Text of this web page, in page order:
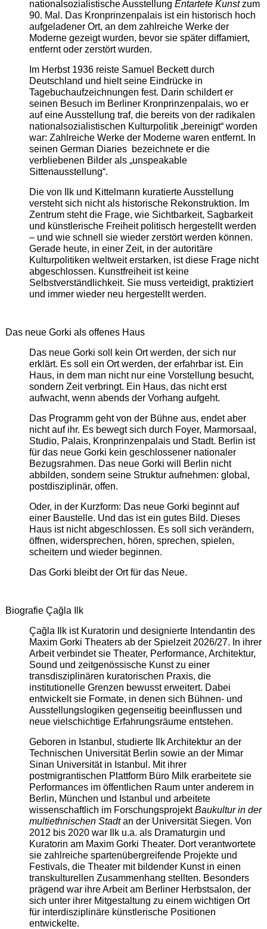
nationalsozialistische Ausstellung Entartete Kunstzum
90. Mal. Das Kronprinzenpalais ist ein historisch hoch
aufgeladener Ort, an dem zahlreiche Werke der
Moderne gezeigt wurden, bevor sie später diffamiert,
entfernt oder zerstört wurden.
Im Herbst 1936 reiste Samuel Beckett durch
Deutschland und hielt seine Eindrücke in
Tagebuchaufzeichnungen fest. Darin schildert er
seinen Besuch im Berliner Kronprinzenpalais, wo er
auf eine Ausstellung traf, die bereits von der radikalen
nationalsozialistischen Kulturpolitik „bereinigt“ worden
war: Zahlreiche Werke der Moderne waren entfernt. In
seinen German Diaries bezeichnete er die
verbliebenen Bilder als „unspeakable
Sittenausstellung“.
Die von Ilk und Kittelmann kuratierte Ausstellung
versteht sich nicht als historische Rekonstruktion. Im
Zentrum steht die Frage, wie Sichtbarkeit, Sagbarkeit
und künstlerische Freiheit politisch hergestellt werden
– und wie schnell sie wieder zerstört werden können.
Gerade heute, in einer Zeit, in der autoritäre
Kulturpolitiken weltweit erstarken, ist diese Frage nicht
abgeschlossen. Kunstfreiheit ist keine
Selbstverständlichkeit. Sie muss verteidigt, praktiziert
und immer wieder neu hergestellt werden.
Das neue Gorki als offenes Haus
Das neue Gorki soll kein Ort werden, der sich nur
erklärt. Es soll ein Ort werden, der erfahrbar ist. Ein
Haus, in dem man nicht nur eine Vorstellung besucht,
sondern Zeit verbringt. Ein Haus, das nicht erst
aufwacht, wenn abends der Vorhang aufgeht.
Das Programm geht von der Bühne aus, endet aber
nicht auf ihr. Es bewegt sich durch Foyer, Marmorsaal,
Studio, Palais, Kronprinzenpalais und Stadt. Berlin ist
für das neue Gorki kein geschlossener nationaler
Bezugsrahmen. Das neue Gorki will Berlin nicht
abbilden, sondern seine Struktur aufnehmen: global,
postdisziplinär, offen.
Oder, in der Kurzform: Das neue Gorki beginnt auf
einer Baustelle. Und das ist ein gutes Bild. Dieses
Haus ist nicht abgeschlossen. Es soll sich verändern,
öffnen, widersprechen, hören, sprechen, spielen,
scheitern und wieder beginnen.
Das Gorki bleibt der Ort für das Neue.
Biografie Çağla Ilk
Çağla Ilk ist Kuratorin und designierte Intendantin des
Maxim Gorki Theaters ab der Spielzeit 2026/27. In ihrer
Arbeit verbindet sie Theater, Performance, Architektur,
Sound und zeitgenössische Kunst zu einer
transdisziplinären kuratorischen Praxis, die
institutionelle Grenzen bewusst erweitert. Dabei
entwickelt sie Formate, in denen sich Bühnen- und
Ausstellungslogiken gegenseitig beeinflussen und
neue vielschichtige Erfahrungsräume entstehen.
Geboren in Istanbul, studierte Ilk Architektur an der
Technischen Universität Berlin sowie an der Mimar
Sinan Universität in Istanbul. Mit ihrer
postmigrantischen Plattform Büro Milk erarbeitete sie
Performances im öffentlichen Raum unter anderem in
Berlin, München und Istanbul und arbeitete
wissenschaftlich im ForschungsprojektBaukultur in der
multiethnischen Stadtan der Universität Siegen. Von
2012 bis 2020 war Ilk u.a. als Dramaturgin und
Kuratorin am Maxim Gorki Theater. Dort verantwortete
sie zahlreiche spartenübergreifende Projekte und
Festivals, die Theater mit bildender Kunst in einen
transkulturellen Zusammenhang stellten. Besonders
prägend war ihre Arbeit am Berliner Herbstsalon, der
sich unter ihrer Mitgestaltung zu einem wichtigen Ort
für interdisziplinäre künstlerische Positionen
entwickelte.